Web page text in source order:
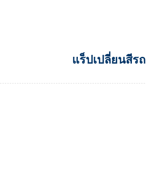
แร็ปเปลี่ยนสีรถ